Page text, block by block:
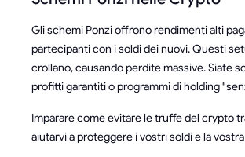
Gli schemi Ponzi offrono rendimenti alti
partecipanti con i soldi dei nuovi. Questi
crollano, causando perdite massive. Siate
profitti garantiti o programmi di holding
Imparare come evitare le truffe del crypto
aiutarvi a proteggere i vostri soldi e la